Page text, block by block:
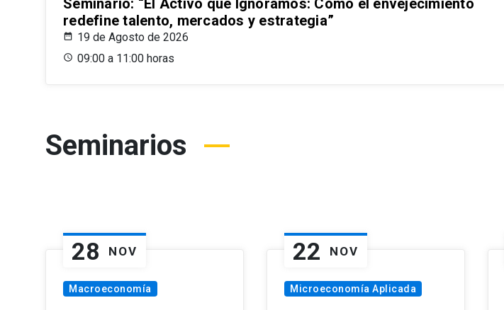
Seminario: “El Activo que Ignoramos: Cómo el envejecimiento
redefine talento, mercados y estrategia”
19 de Agosto de 2026
09:00 a 11:00 horas
Seminarios
28 NOV
Macroeconomía
22 NOV
Microeconomía Aplicada